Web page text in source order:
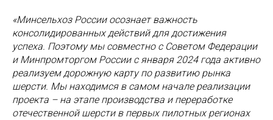
«Минсельхоз России осознает важность
консолидированных действий для достижения
успеха. Поэтому мы совместно с Советом Федерации
и Минпромторгом России с января 2024 года активно
реализуем дорожную карту по развитию рынка
шерсти. Мы находимся в самом начале реализации
проекта – на этапе производства и переработке
отечественной шерсти в первых пилотных регионах